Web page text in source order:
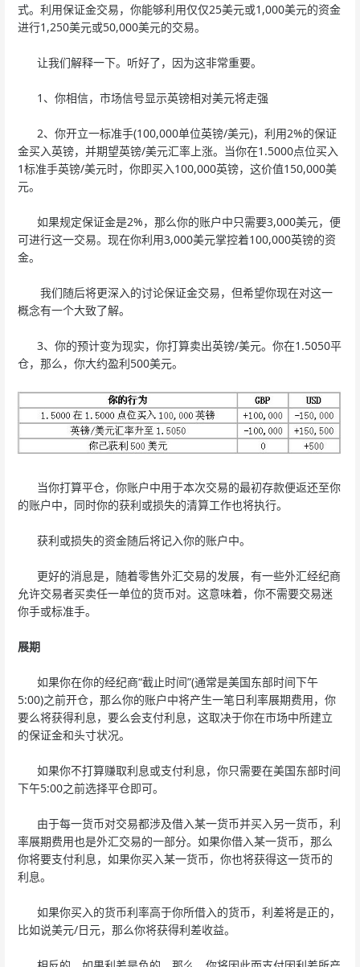
式。利用保证金交易，你能够利用仅仅25美元或1,000美元的资金
进行1,250美元或50,000美元的交易。
让我们解释一下。听好了，因为这非常重要。
1、你相信，市场信号显示英镑相对美元将走强
2、你开立一标准手(100,000单位英镑/美元)，利用2%的保证
金买入英镑，并期望英镑/美元汇率上涨。当你在1.5000点位买入
1标准手英镑/美元时，你即买入100,000英镑，这价值150,000美
元。
如果规定保证金是2%，那么你的账户中只需要3,000美元，便
可进行这一交易。现在你利用3,000美元掌控着100,000英镑的资
金。
我们随后将更深入的讨论保证金交易，但希望你现在对这一
概念有一个大致了解。
3、你的预计变为现实，你打算卖出英镑/美元。你在1.5050平
仓，那么，你大约盈利500美元。
当你打算平仓，你账户中用于本次交易的最初存款便返还至你
的账户中，同时你的获利或损失的清算工作也将执行。
获利或损失的资金随后将记入你的账户中。
更好的消息是，随着零售外汇交易的发展，有一些外汇经纪商
允许交易者买卖任一单位的货币对。这意味着，你不需要交易迷
你手或标准手。
展期
如果你在你的经纪商“截止时间”(通常是美国东部时间下午
5:00)之前开仓，那么你的账户中将产生一笔日利率展期费用，你
要么将获得利息，要么会支付利息，这取决于你在市场中所建立
的保证金和头寸状况。
如果你不打算赚取利息或支付利息，你只需要在美国东部时间
下午5:00之前选择平仓即可。
由于每一货币对交易都涉及借入某一货币并买入另一货币，利
率展期费用也是外汇交易的一部分。如果你借入某一货币，那么
你将要支付利息，如果你买入某一货币，你也将获得这一货币的
利息。
如果你买入的货币利率高于你所借入的货币，利差将是正的，
比如说美元/日元，那么你将获得利差收益。